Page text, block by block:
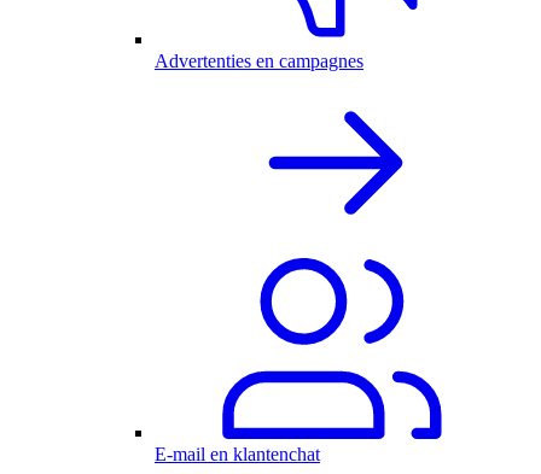
Advertenties en campagnes
E-mail en klantenchat